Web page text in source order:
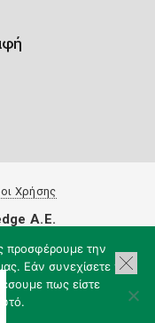
Χρήσης
προσφέρουμε την
Εάν συνεχίσετε να
πως είστε
A.E.